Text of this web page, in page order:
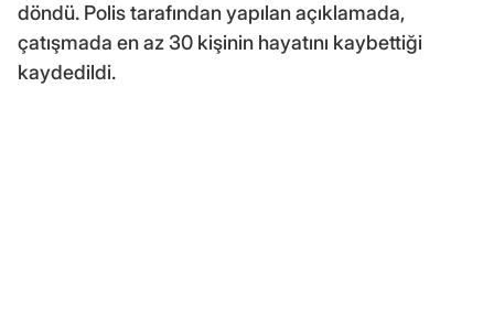
döndü. Polis tarafından yapılan açıklamada,
çatışmada en az 30 kişinin hayatını kaybettiği
kaydedildi.